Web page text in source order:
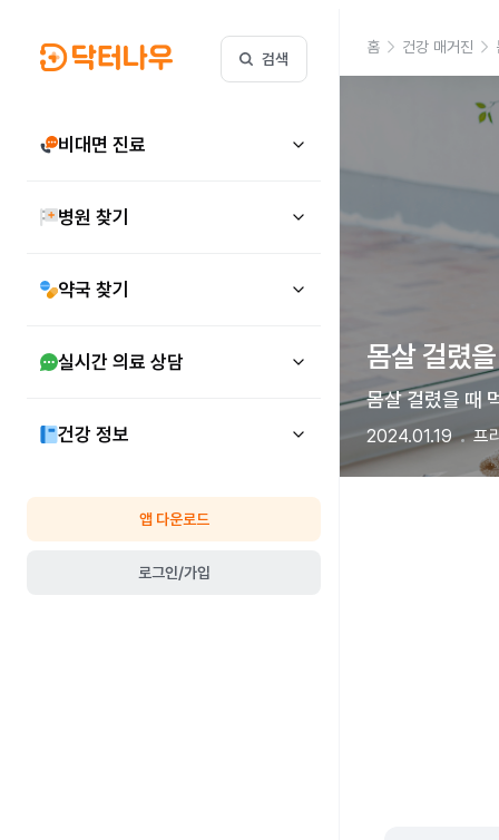
검색
비대면 진료
병원 찾기
약국 찾기
실시간 의료 상담
건강 정보
앱 다운로드
로그인/가입
홈 건강 매거진
몸살 걸렸
몸살 걸렸을 때
2024.01.19 프